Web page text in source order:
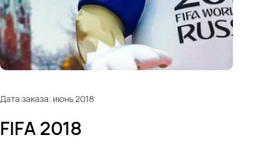
Дата заказа: июнь 2018
FIFA 2018